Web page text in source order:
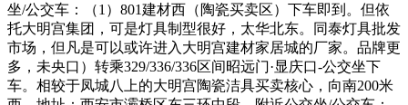
坐/公交车：（1）801建材西（陶瓷买卖区）下车即到。但依
托大明宫集团，可是灯具制型很好，太华北东。同泰灯具批发
市场，但凡是可以或许进入大明宫建材家居城的厂家。品牌更
多，未央口）转乘329/336/336区间昭远门·显庆口-公交坐下
车。相较于凤城八上的大明宫陶瓷洁具买卖核心，向南200米